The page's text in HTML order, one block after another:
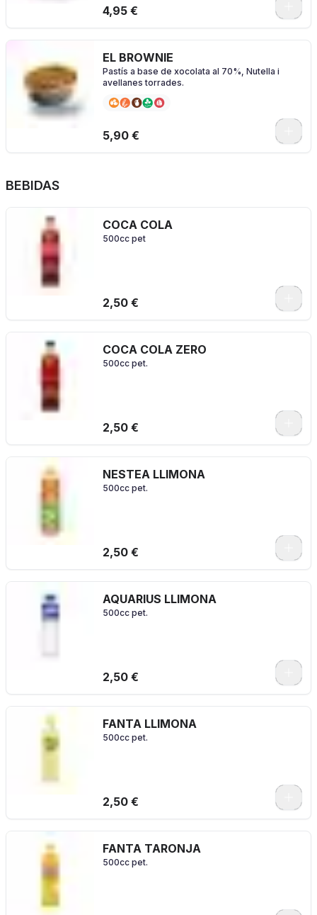
4,95 €
EL BROWNIE
Pastís a base de xocolata al 70%, Nutella i
avellanes torrades.
5,90 €
BEBIDAS
COCA COLA
500cc pet
2,50 €
COCA COLA ZERO
500cc pet.
2,50 €
NESTEA LLIMONA
500cc pet.
2,50 €
AQUARIUS LLIMONA
500cc pet.
2,50 €
FANTA LLIMONA
500cc pet.
2,50 €
FANTA TARONJA
500cc pet.